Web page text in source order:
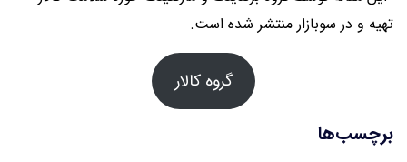
تهیه و در سوبازار منتشر شده است.
گروه کالار
برچسب‌ها